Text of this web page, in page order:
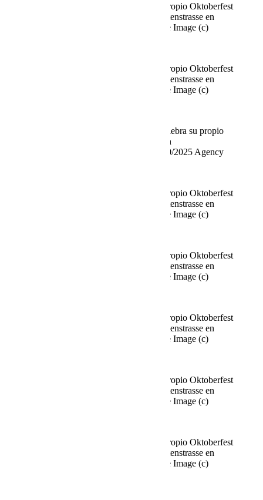
Fine Time Business Club celebra su propio Oktoberfest
en el Käfer Stammhaus en Prinzregentenstrasse en
Múnich el 02.10.2025 Agencia People Image (c)
Fine Time Business Club celebra su propio Oktoberfest
en el Käfer Stammhaus en Prinzregentenstrasse en
Múnich el 02.10.2025 Agencia People Image (c)
Pia Bolte Fine Time Business Club celebra su propio
Oktoberfest en el Käfer Stammhaus en
Prinzregentenstrasse, Múnich, el 02/10/2025 Agency
Fine Time Business Club celebra su propio Oktoberfest
en el Käfer Stammhaus en Prinzregentenstrasse en
Múnich el 02.10.2025 Agencia People Image (c)
Fine Time Business Club celebra su propio Oktoberfest
en el Käfer Stammhaus en Prinzregentenstrasse en
Múnich el 02.10.2025 Agencia People Image (c)
Fine Time Business Club celebra su propio Oktoberfest
en el Käfer Stammhaus en Prinzregentenstrasse en
Múnich el 02.10.2025 Agencia People Image (c)
Fine Time Business Club celebra su propio Oktoberfest
en el Käfer Stammhaus en Prinzregentenstrasse en
Múnich el 02.10.2025 Agencia People Image (c)
Fine Time Business Club celebra su propio Oktoberfest
en el Käfer Stammhaus en Prinzregentenstrasse en
Múnich el 02.10.2025 Agencia People Image (c)